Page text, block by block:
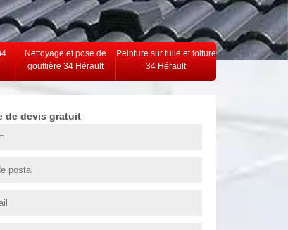
Nettoyage et pose de
gouttière 34 Hérault
Peinture sur tuile et toiture
34 Hérault
de devis gratuit